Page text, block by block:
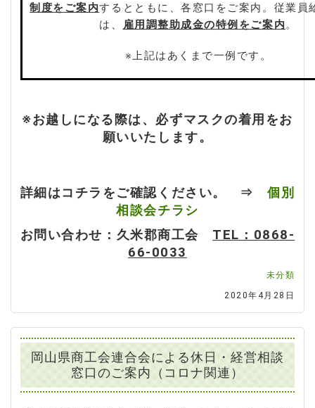
制度をご案内するとともに、各窓口をご案内。従業員
は、 雇用調整助成金の特例をご案内。
※上記はあくまで一例です。
※お越しになる際は、必ずマスクの着用をお
願いいたします。
詳細はコチラをご確認ください。 ⇒個別
相談会チラシ
お問い合わせ：久米郡商工会 TEL：0868-
66-0033
未分類
2020年4月28日
岡山県商工会連合会による休日・経営相談
窓口のご案内（コロナ関連）